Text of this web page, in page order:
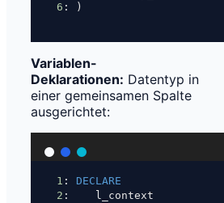
6 : )
Variablen-
Deklarationen: Datentyp in
einer gemeinsamen Spalte
ausgerichtet:
1 : DECLARE
2 :